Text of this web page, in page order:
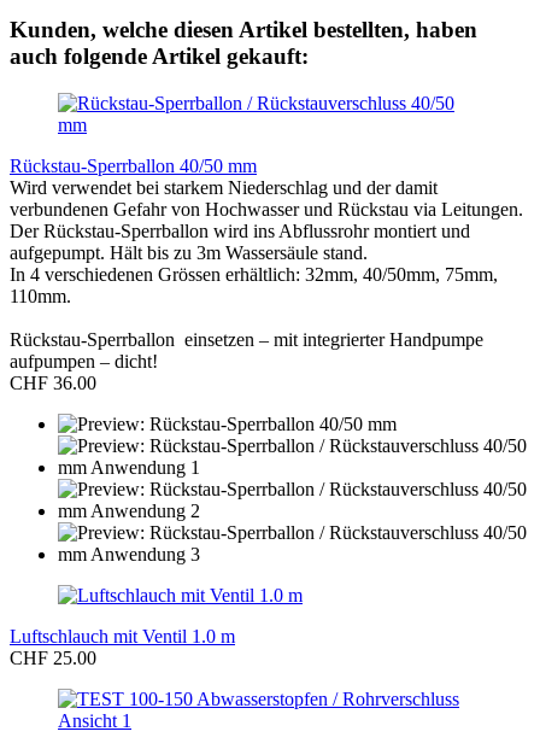
Kunden, welche diesen Artikel bestellten, haben
auch folgende Artikel gekauft:
Rückstau-Sperrballon 40/50 mm
Wird verwendet bei starkem Niederschlag und der damit
verbundenen Gefahr von Hochwasser und Rückstau via Leitungen.
Der Rückstau-Sperrballon wird ins Abflussrohr montiert und
aufgepumpt. Hält bis zu 3m Wassersäule stand.
In 4 verschiedenen Grössen erhältlich: 32mm, 40/50mm, 75mm,
110mm.
Rückstau-Sperrballon einsetzen – mit integrierter Handpumpe
aufpumpen – dicht!
CHF 36.00
Luftschlauch mit Ventil 1.0 m
CHF 25.00